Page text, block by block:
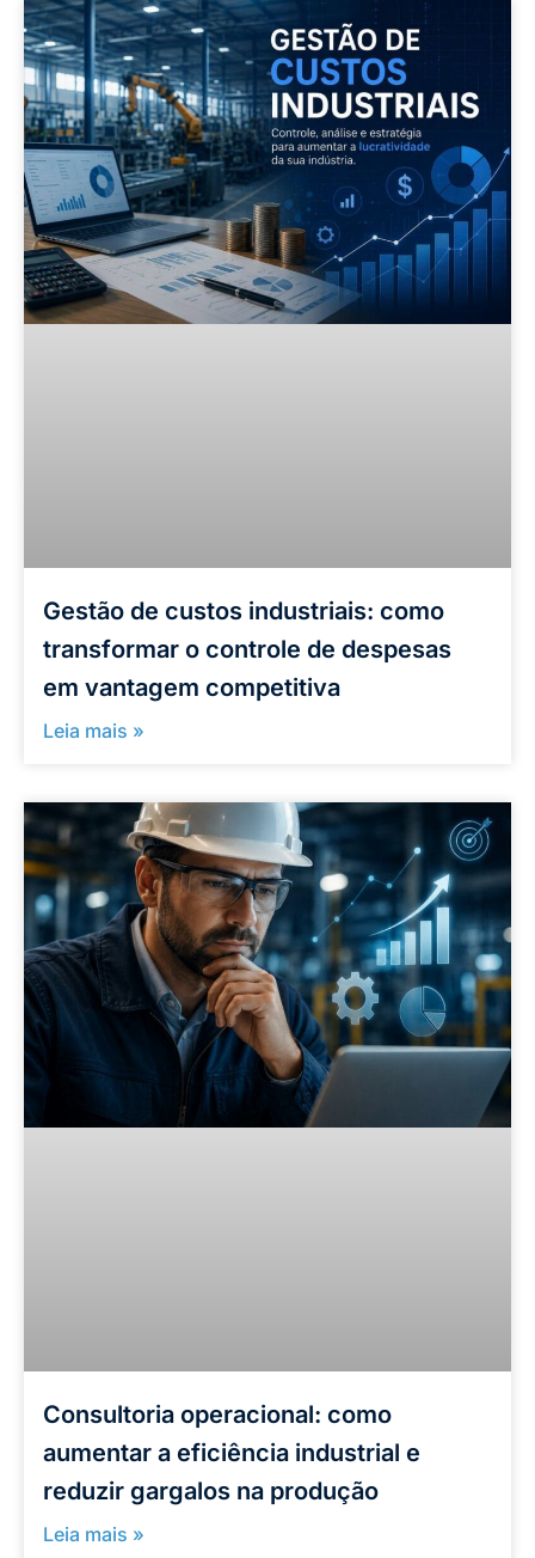
Gestão de custos industriais: como
transformar o controle de despesas
em vantagem competitiva
Leia mais »
Consultoria operacional: como
aumentar a eficiência industrial e
reduzir gargalos na produção
Leia mais »